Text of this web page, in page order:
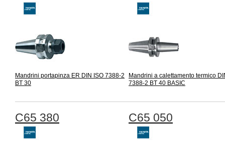
Mandrini portapinza ER DIN ISO 7388-2
BT 30
Mandrini a calettamento termico
7388-2 BT 40 BASIC
C65 380 C65 050